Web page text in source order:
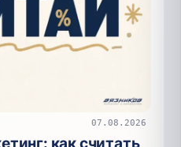
07.08.2026